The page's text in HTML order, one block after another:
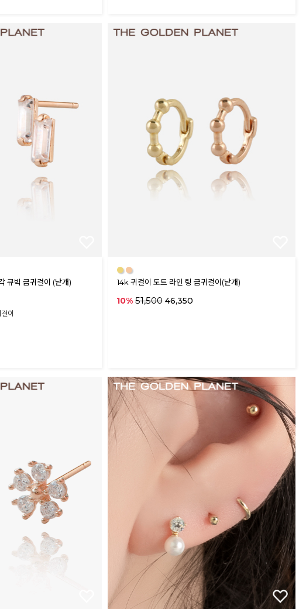
큐빅 금귀걸이 (낱개)
이
● ●
14k 귀걸이 도트 라인 링 금귀걸이(낱개)
10% 51,500 46,350